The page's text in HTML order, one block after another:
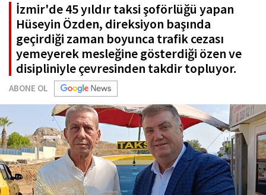
İzmir'de 45 yıldır taksi şoförlüğü yapan
Hüseyin Özden, direksiyon başında
geçirdiği zaman boyunca trafik cezası
yemeyerek mesleğine gösterdiği özen ve
disipliniyle çevresinden takdir topluyor.
ABONE OL